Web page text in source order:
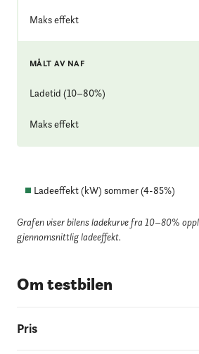
Maks effekt
MÅLT AV NAF
Ladetid (10–80%)
Maks effekt
Ladeeffekt (kW) sommer (4-85%)
Grafen viser bilens ladekurve fra 10–80%
gjennomsnittlig ladeeffekt.
Om testbilen
Pris